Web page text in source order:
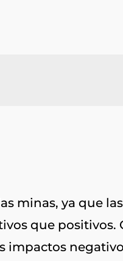
minas, ya que
que positivos.
impactos